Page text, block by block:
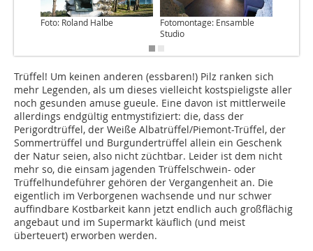
Foto: Roland Halbe
Fotomontage: Ensamble
Studio
Trüffel! Um keinen anderen (essbaren!) Pilz ranken sich
mehr Legenden, als um dieses vielleicht kostspieligste aller
noch gesunden amuse gueule. Eine davon ist mittlerweile
allerdings endgültig entmystifiziert: die, dass der
Perigordtrüffel, der Weiße Albatrüffel/Piemont-Trüffel, der
Sommertrüffel und Burgundertrüffel allein ein Geschenk
der Natur seien, also nicht züchtbar. Leider ist dem nicht
mehr so, die einsam jagenden Trüffelschwein- oder
Trüffelhundeführer gehören der Vergangenheit an. Die
eigentlich im Verborgenen wachsende und nur schwer
auffindbare Kostbarkeit kann jetzt endlich auch großflächig
angebaut und im Supermarkt käuflich (und meist
überteuert) erworben werden.